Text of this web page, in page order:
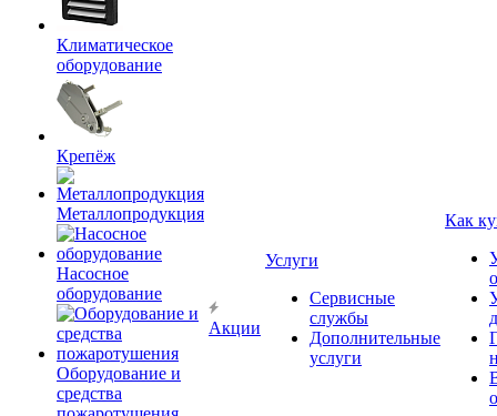
Климатическое
оборудование
Крепёж
Металлопродукция
Насосное
оборудование
Оборудование и
средства
Акции
Услуги
Сервисные
службы
Дополнительные
услуги
Как